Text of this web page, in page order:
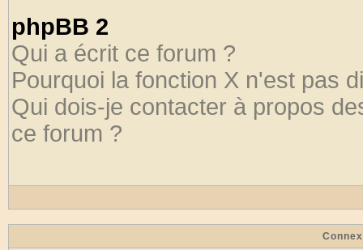
phpBB 2
Qui a écrit ce forum ?
Pourquoi la fonction X n'est pas
Qui dois-je contacter à propos
ce forum ?